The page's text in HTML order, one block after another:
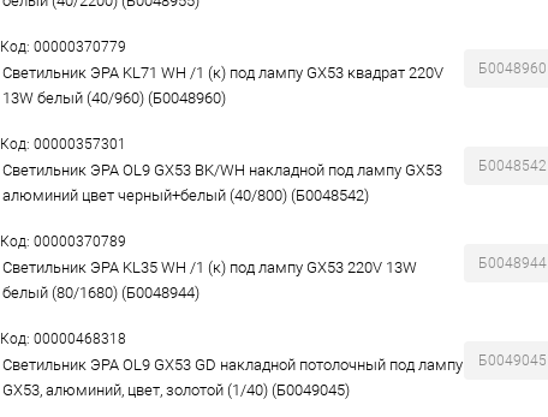
Код: 00000370779
Светильник ЭРА KL71 WH /1 (к) под лампу GX53 квадрат 220V
13W белый (40/960) (Б0048960)
Б0048960
Код: 00000357301
Светильник ЭРА OL9 GX53 BK/WH накладной под лампу GX53
алюминий цвет черный+белый (40/800) (Б0048542)
Б0048542
Код: 00000370789
Светильник ЭРА KL35 WH /1 (к) под лампу GX53 220V 13W
белый (80/1680) (Б0048944)
Б0048944
Код: 00000468318
Светильник ЭРА OL9 GX53 GD накладной потолочный под лампу
GX53, алюминий, цвет, золотой (1/40) (Б0049045)
Б0049045